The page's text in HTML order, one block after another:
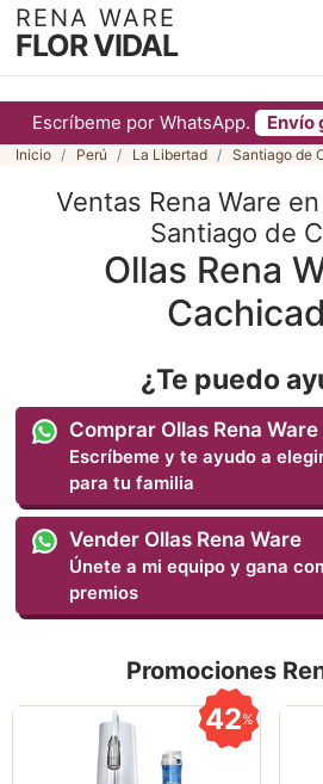
Escríbeme por WhatsApp. Envío
RENA WARE
FLOR VIDAL
Inicio Perú La Libertad Santiago de
Ventas Rena Ware
Santiago de
Ollas Rena
¿Te puedo
Comprar Ollas Rena Ware
Escríbeme y te ayudo a
para tu familia
Vender Ollas Rena Ware
Únete a mi equipo y gana
premios
Promociones
42%